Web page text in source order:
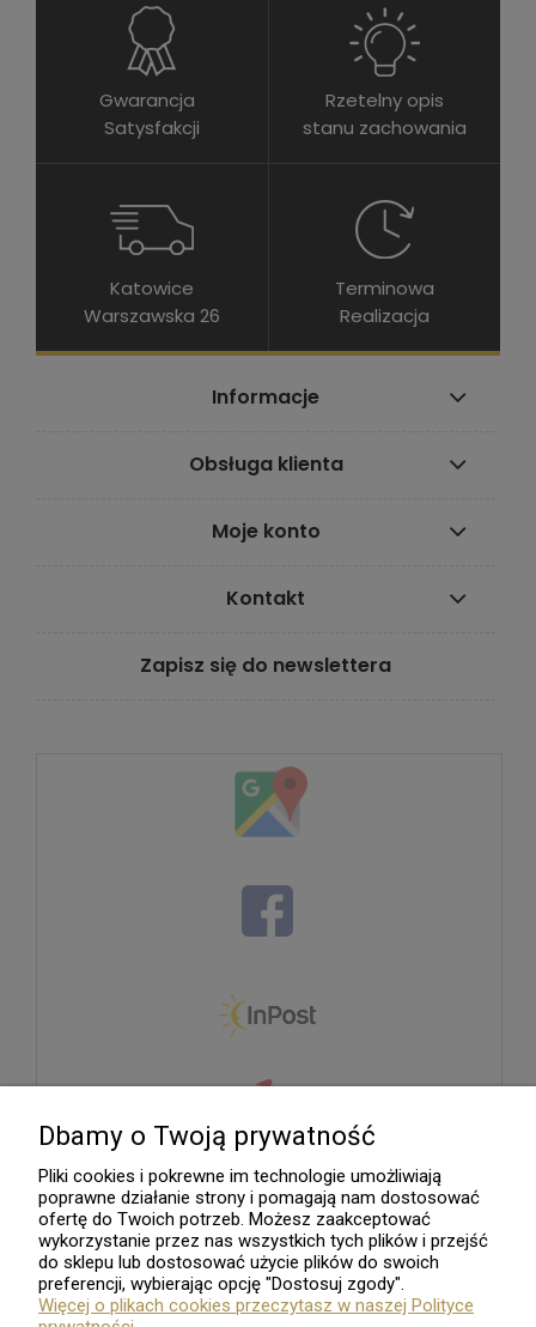
Gwarancja
Satysfakcji
Rzetelny opis
stanu zachowania
Katowice
Warszawska 26
Terminowa
Realizacja
Informacje
Obsługa klienta
Moje konto
Kontakt
Zapisz się do newslettera
Dbamy o Twoją prywatność
Pliki cookies i pokrewne im technologie umożliwiają
poprawne działanie strony i pomagają nam dostosować
ofertę do Twoich potrzeb. Możesz zaakceptować
wykorzystanie przez nas wszystkich tych plików i przejść
do sklepu lub dostosować użycie plików do swoich
preferencji, wybierając opcję "Dostosuj zgody".
Więcej o plikach cookies przeczytasz w naszej Polityce